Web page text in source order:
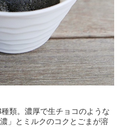
類。濃厚で生チョコのような
」とミルクのコクとごまが溶